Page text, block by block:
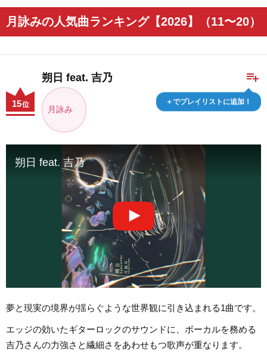
月詠みの人気曲ランキング【2026】（11〜20）
playlist_add
＋でプレイリストに追加！
朔日 feat. 吉乃
月詠み
15位
朔日 feat. 吉乃
夢と現実の境界が揺らぐような世界観に引き込まれる1曲です。
エッジの効いたギターロックのサウンドに、ボーカルを務める
吉乃さんの力強さと繊細さをあわせもつ歌声が重なります。